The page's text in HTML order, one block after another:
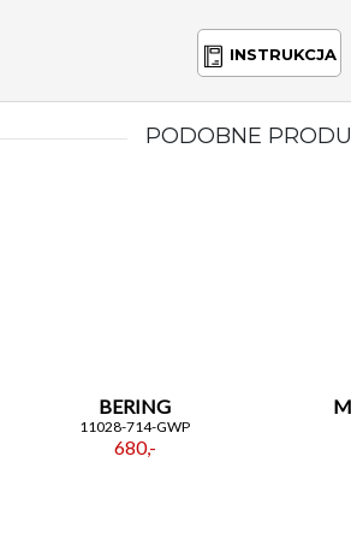
INSTRUKCJA
PODOBNE
BERING
11028-714-GWP
680,-